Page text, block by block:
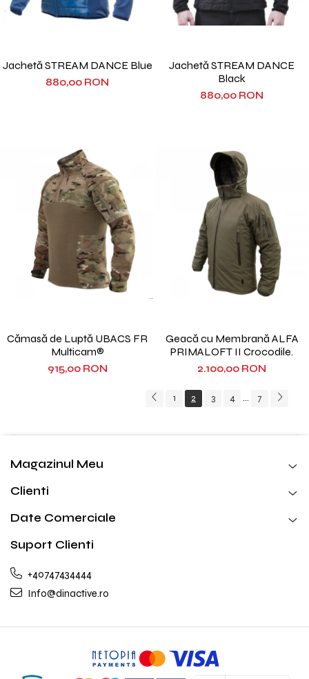
Jachetă STREAM DANCE Blue
880,00 RON
Jachetă STREAM DANCE
Black
880,00 RON
Cămasă de Luptă UBACS FR
Multicam®
915,00 RON
Geacă cu Membrană ALFA
PRIMALOFT II Crocodile.
2.100,00 RON
1 2 3 4 ... 7
Magazinul Meu
Clienti
Date Comerciale
Suport Clienti
+40747434444
Info@dinactive.ro